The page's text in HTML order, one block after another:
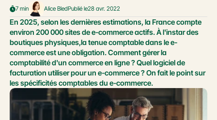
7 min Alice BledPublié le28 avr. 2022
En 2025, selon les dernières estimations, la France compte
environ 200 000 sites de e-commerce actifs. À l'instar des
boutiques physiques,la tenue comptable dans le e-
commerce est une obligation. Comment gérer la
comptabilité d'un commerce en ligne ? Quel logiciel de
facturation utiliser pour un e-commerce ? On fait le point sur
les spécificités comptables du e-commerce.